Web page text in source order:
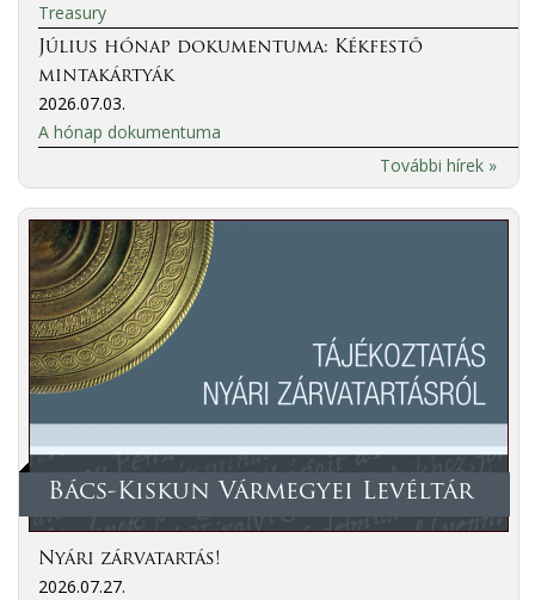
Treasury
Július hónap dokumentuma: Kékfestő
mintakártyák
2026.07.03.
A hónap dokumentuma
További hírek »
Bács-Kiskun Vármegyei Levéltár
Nyári zárvatartás!
2026.07.27.